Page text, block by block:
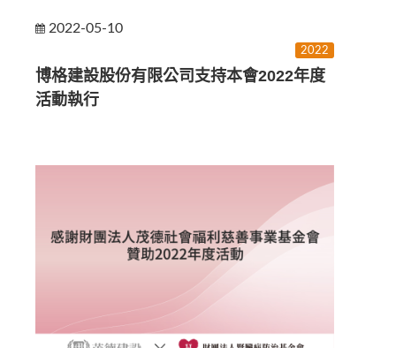
2022-05-10
2022
博格建設股份有限公司支持本會2022年度
活動執行